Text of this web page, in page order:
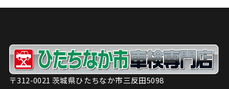
〒312-0021 茨城県ひたちなか市三反田5098